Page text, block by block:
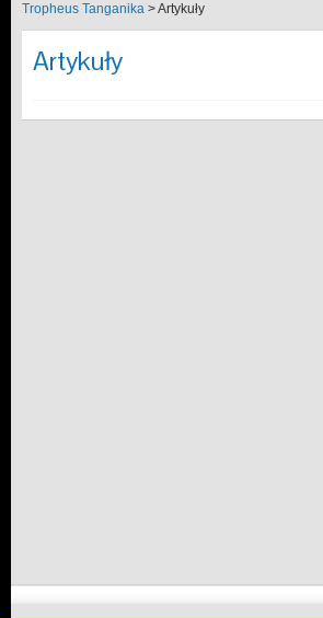
Tropheus Tanganika >Artykuły
Artykuły